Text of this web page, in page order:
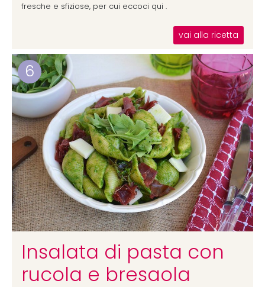
fresche e sfiziose, per cui eccoci qui .
vai alla ricetta
6
Insalata di pasta con
rucola e bresaola